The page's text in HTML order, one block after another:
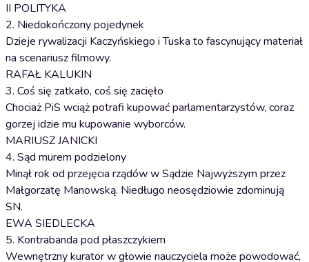
II POLITYKA
2. Niedokończony pojedynek
Dzieje rywalizacji Kaczyńskiego i Tuska to fascynujący materiał
na scenariusz filmowy.
RAFAŁ KALUKIN
3. Coś się zatkało, coś się zacięło
Chociaż PiS wciąż potrafi kupować parlamentarzystów, coraz
gorzej idzie mu kupowanie wyborców.
MARIUSZ JANICKI
4. Sąd murem podzielony
Minął rok od przejęcia rządów w Sądzie Najwyższym przez
Małgorzatę Manowską. Niedługo neosędziowie zdominują
SN.
EWA SIEDLECKA
5. Kontrabanda pod płaszczykiem
Wewnętrzny kurator w głowie nauczyciela może powodować,